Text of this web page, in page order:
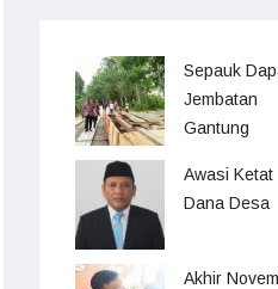
Sepauk
Jembatan
Gantung
Awasi Ketat
Dana Desa
Akhir